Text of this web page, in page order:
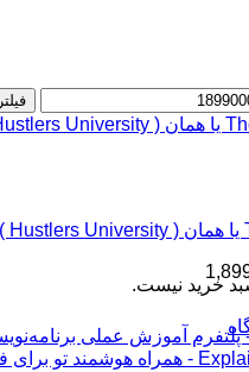
خرید نیست.
فیلتر
قیمت:
تا
تومان1,899,000